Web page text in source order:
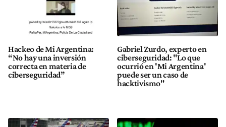
Hackeo de Mi Argentina:
“No hay una inversión
correcta en materia de
ciberseguridad”
Gabriel Zurdo, experto en
ciberseguridad: "Lo que
ocurrió en 'Mi Argentina'
puede ser un caso de
hacktivismo"